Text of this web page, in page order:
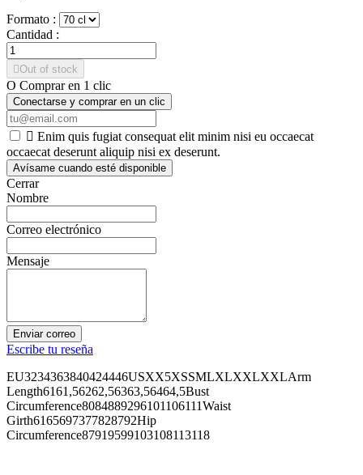
Formato :
Cantidad :
Out of stock
O Comprar en 1 clic
Conectarse y comprar en un clic
 Enim quis fugiat consequat elit minim nisi eu occaecat
occaecat deserunt aliquip nisi ex deserunt.
Avísame cuando esté disponible
Cerrar
Nombre
Correo electrónico
Mensaje
Enviar correo
Escribe tu reseña
EU3234363840424446USXX5XSSMLXLXXLXXLArm
Length6161,56262,56363,56464,5Bust
Circumference8084889296101106111Waist
Girth6165697377828792Hip
Circumference87919599103108113118